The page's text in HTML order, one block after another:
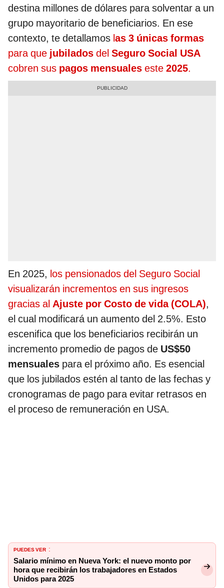
destina millones de dólares para solventar a un
grupo mayoritario de beneficiarios. En ese
contexto, te detallamos las 3 únicas formas
para que jubilados del Seguro Social USA
cobren sus pagos mensuales este 2025.
En 2025, los pensionados del Seguro Social
visualizarán incrementos en sus ingresos
gracias al Ajuste por Costo de vida (COLA),
el cual modificará un aumento del 2.5%. Esto
escenifica que los beneficiarios recibirán un
incremento promedio de pagos de US$50
mensuales para el próximo año. Es esencial
que los jubilados estén al tanto de las fechas y
cronogramas de pago para evitar retrasos en
el proceso de remuneración en USA.
PUEDES VER :
Salario mínimo en Nueva York: el nuevo monto por
hora que recibirán los trabajadores en Estados
Unidos para 2025